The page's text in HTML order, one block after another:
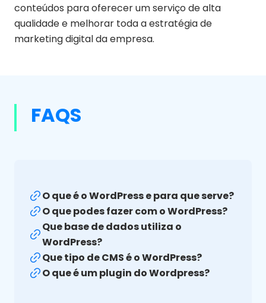
conteúdos para oferecer um serviço de alta
qualidade e melhorar toda a estratégia de
marketing digital da empresa.
FAQS
O que é o WordPress e para que serve?
O que podes fazer com o WordPress?
Que base de dados utiliza o
WordPress?
Que tipo de CMS é o WordPress?
O que é um plugin do Wordpress?